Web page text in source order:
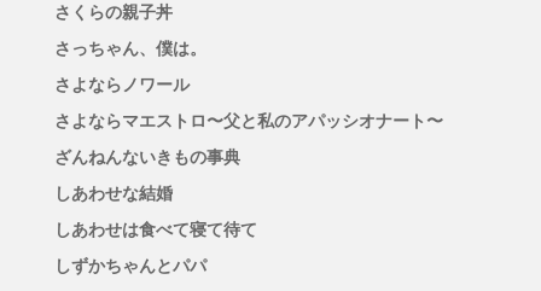
さくらの親子丼
さっちゃん、僕は。
さよならノワール
さよならマエストロ〜父と私のアパッシオナート〜
ざんねんないきもの事典
しあわせな結婚
しあわせは食べて寝て待て
しずかちゃんとパパ